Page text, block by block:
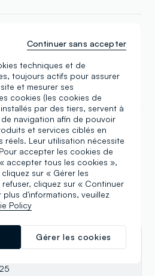
Gift Card
Click & collect
Apple Pay
techniques et de
toujours actifs pour assurer
et mesurer ses
cookies (les cookies de
par des tiers, servent à
navigation afin de pouvoir
et services ciblés en
réels. Leur utilisation nécessite
accepter les cookies de
accepter tous les cookies »,
sur « Gérer les
cliquez sur « Continuer
d'informations, veuillez
Policy
Gérer les cookies
Continuer sans accepter